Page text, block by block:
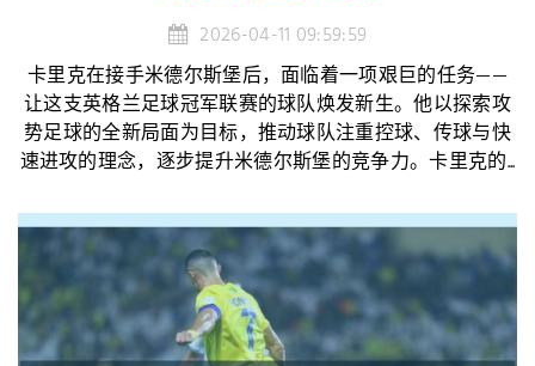
2026-04-11 09:59:59
卡里克在接手米德尔斯堡后，面临着一项艰巨的任务——
让这支英格兰足球冠军联赛的球队焕发新生。他以探索攻
势足球的全新局面为目标，推动球队注重控球、传球与快
速进攻的理念，逐步提升米德尔斯堡的竞争力。卡里克的...